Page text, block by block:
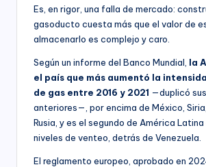
Es, en rigor, una falla de mercado:
gasoducto cuesta más que el valor de
almacenarlo es complejo y caro.
Según un informe del Banco Mundial, la
el país que más aumentó la
de gas entre 2016 y 2021 —duplicó
anteriores—, por encima de México,
Rusia, y es el segundo de América
niveles de venteo, detrás de Venezuela.
El reglamento europeo, aprobado en